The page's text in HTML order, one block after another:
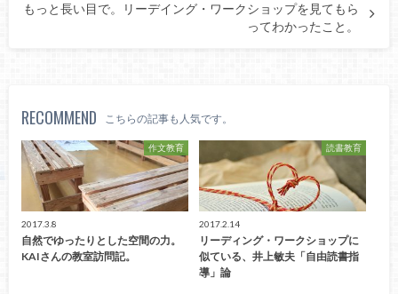
もっと長い目で。リーデイング・ワークショップを見てもら
ってわかったこと。
RECOMMEND こちらの記事も人気です。
作文教育
2017.3.8
自然でゆったりとした空間の力。
KAIさんの教室訪問記。
読書教育
2017.2.14
リーディング・ワークショップに
似ている、井上敏夫「自由読書指
導」論